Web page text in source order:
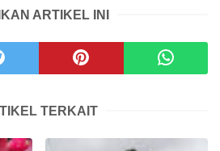
ARTIKEL INI
TERKAIT